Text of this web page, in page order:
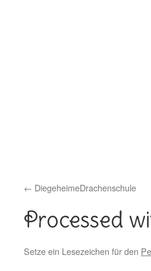
DiegeheimeDrachenschule
Processed
Setze ein Lesezeichen für den